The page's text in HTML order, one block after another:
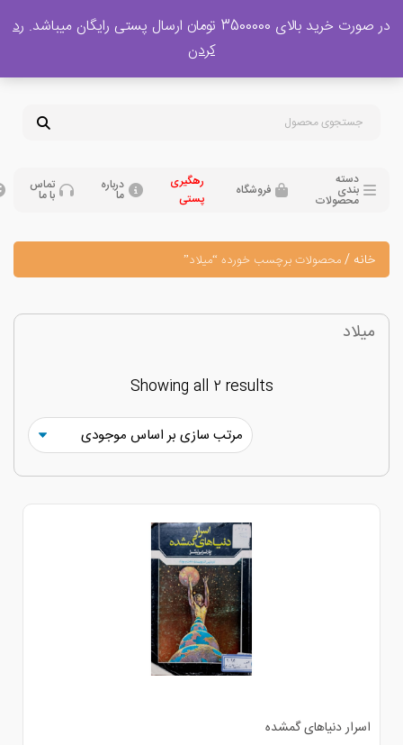
پشتیبانی فروش
09120329397
بندی
محصولات
فروشگاه درباره تماس
محصولات برچسب خورده “میلاد”
Showing all 2 results
دنیاهای گمشده
3500000 تومان ارسال پستی رایگان میباشد.
رد